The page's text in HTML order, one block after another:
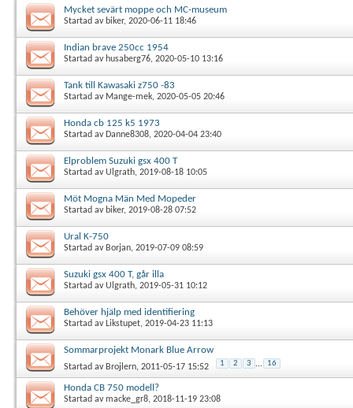
Mycket sevärt moppe och MC-museum
Startad av biker, 2020-06-11 18:46
Indian brave 250cc 1954
Startad av husaberg76, 2020-05-10 13:16
Tank till Kawasaki z750 -83
Startad av Mange-mek, 2020-05-05 20:46
Honda cb 125 k5 1973
Startad av Danne8308, 2020-04-04 23:40
Elproblem Suzuki gsx 400 T
Startad avUlgrath, 2019-08-18 10:05
Möt Mogna Män Med Mopeder
Startad av biker, 2019-08-28 07:52
Ural K-750
Startad av Borjan, 2019-07-09 08:59
Suzuki gsx 400 T, går illa
Startad avUlgrath, 2019-05-31 10:12
Behöver hjälp med identifiering
Startad av Likstupet, 2019-04-23 11:13
Sommarprojekt Monark Blue Arrow
Startad av Brojlern, 2011-05-17 15:52 1 2 3 ... 16
Honda CB 750 modell?
Startad avmacke_gr8, 2018-11-19 23:08